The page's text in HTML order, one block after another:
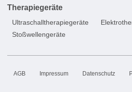
Therapiegeräte
Ultraschalltherapiegeräte
Stoßwellengeräte
AGB Impressum Datenschutz